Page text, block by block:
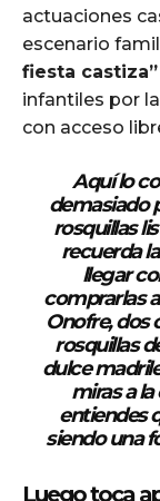
actuaciones
escenario
fiesta castiza”
infantiles por
con acceso
Aquí lo
demasiado
rosquillas
recuerda
llegar
comprarlas
Onofre, dos
rosquillas
dulce
miras a
entiendes
siendo una
Luego toca